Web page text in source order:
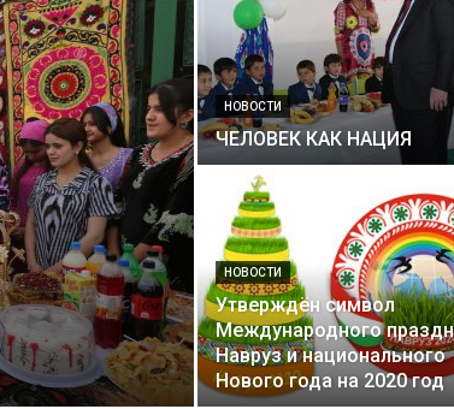
НОВОСТИ
ЧЕЛОВЕК КАК НАЦИЯ
НОВОСТИ
Утверждён символ
Международного
Навруз и национального
Нового года на 2020 год